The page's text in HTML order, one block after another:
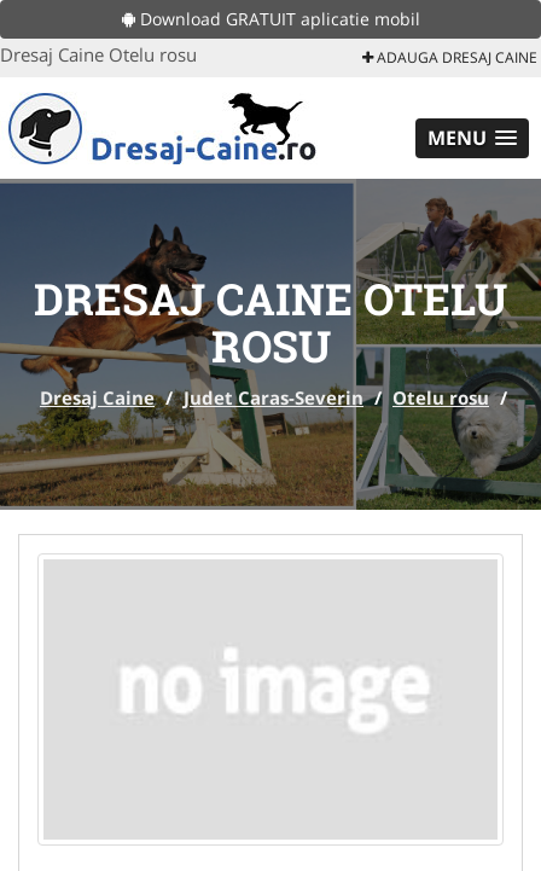
Download GRATUIT aplicatie mobil
Dresaj Caine Otelu rosu ADAUGA DRESAJ CAINE
MENU
DRESAJ CAINE OTELU
ROSU
Dresaj Caine / Judet Caras-Severin / Otelu rosu /